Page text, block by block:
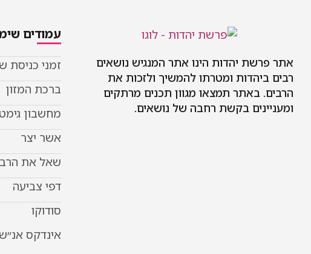
אתר פרשת יהדות הינו אתר המנגיש נושאים
רבים ביהדות ומטרתו להמשיך ולזכות את
הרבים. באתר תמצאו מגוון תכנים מרתקים
ומעניינים בקשת רחבה של נושאים.
עמודים
זמני כניסת
ברכת המזון
מחשבון
אשר יצר
שאל את הרב
דפי צביעה
סודוקו
אינדקס אנ״ש